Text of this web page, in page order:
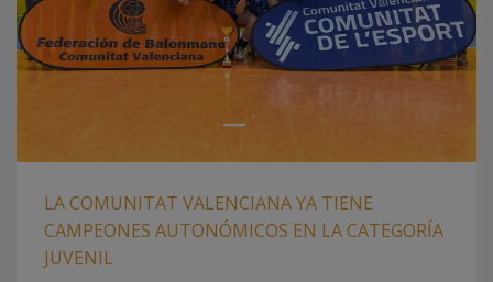
LA COMUNITAT VALENCIANA YA TIENE
CAMPEONES AUTONÓMICOS EN LA CATEGORÍA
JUVENIL